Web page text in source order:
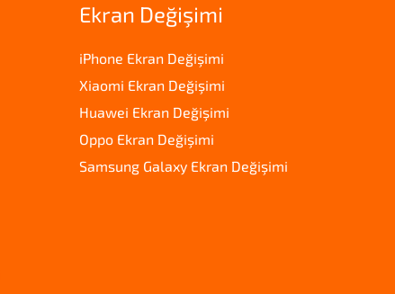
Ekran Değişimi
iPhone Ekran Değişimi
Xiaomi Ekran Değişimi
Huawei Ekran Değişimi
Oppo Ekran Değişimi
Samsung Galaxy Ekran Değişimi